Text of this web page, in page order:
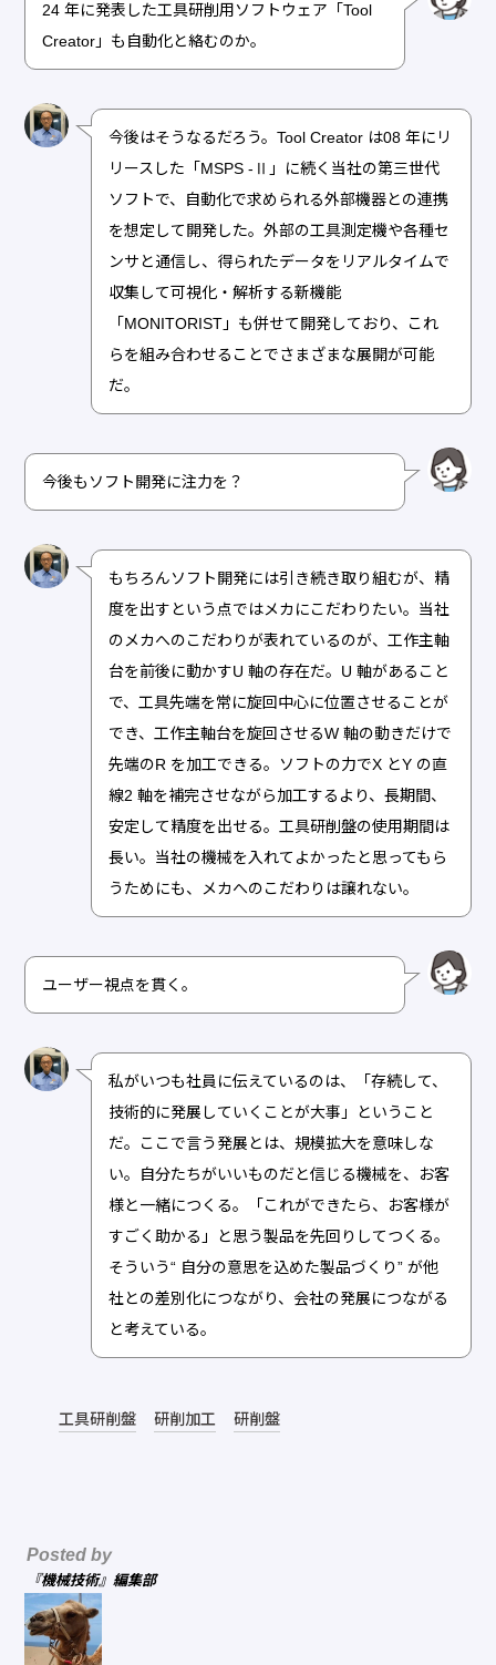
24 年に発表した工具研削用ソフトウェア「Tool
Creator」も自動化と絡むのか。
今後はそうなるだろう。Tool Creator は08 年にリ
リースした「MSPS -Ⅱ」に続く当社の第三世代
ソフトで、自動化で求められる外部機器との連携
を想定して開発した。外部の工具測定機や各種セ
ンサと通信し、得られたデータをリアルタイムで
収集して可視化・解析する新機能
「MONITORIST」も併せて開発しており、これ
らを組み合わせることでさまざまな展開が可能
だ。
今後もソフト開発に注力を？
もちろんソフト開発には引き続き取り組むが、精
度を出すという点ではメカにこだわりたい。当社
のメカへのこだわりが表れているのが、工作主軸
台を前後に動かすU 軸の存在だ。U 軸があること
で、工具先端を常に旋回中心に位置させることが
でき、工作主軸台を旋回させるW 軸の動きだけで
先端のR を加工できる。ソフトの力でX とY の直
線2 軸を補完させながら加工するより、長期間、
安定して精度を出せる。工具研削盤の使用期間は
長い。当社の機械を入れてよかったと思ってもら
うためにも、メカへのこだわりは譲れない。
ユーザー視点を貫く。
私がいつも社員に伝えているのは、「存続して、
技術的に発展していくことが大事」ということ
だ。ここで言う発展とは、規模拡大を意味しな
い。自分たちがいいものだと信じる機械を、お客
様と一緒につくる。「これができたら、お客様が
すごく助かる」と思う製品を先回りしてつくる。
そういう“ 自分の意思を込めた製品づくり” が他
社との差別化につながり、会社の発展につながる
と考えている。
工具研削盤 研削加工 研削盤
Posted by
『機械技術』編集部